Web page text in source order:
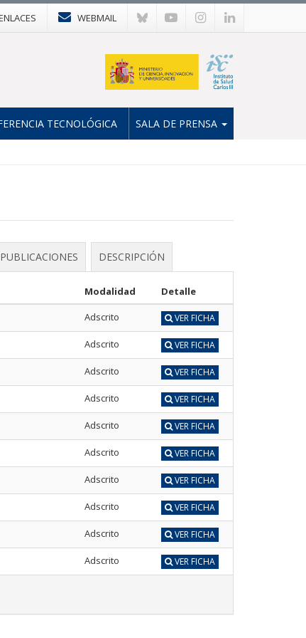
WEBMAIL
TECNOLÓGICA SALA DE PRENSA
PUBLICACIONES DESCRIPCIÓN
Modalidad
Detalle
Adscrito VER FICHA
Adscrito VER FICHA
Adscrito VER FICHA
Adscrito VER FICHA
Adscrito VER FICHA
Adscrito VER FICHA
Adscrito VER FICHA
Adscrito VER FICHA
Adscrito VER FICHA
Adscrito VER FICHA